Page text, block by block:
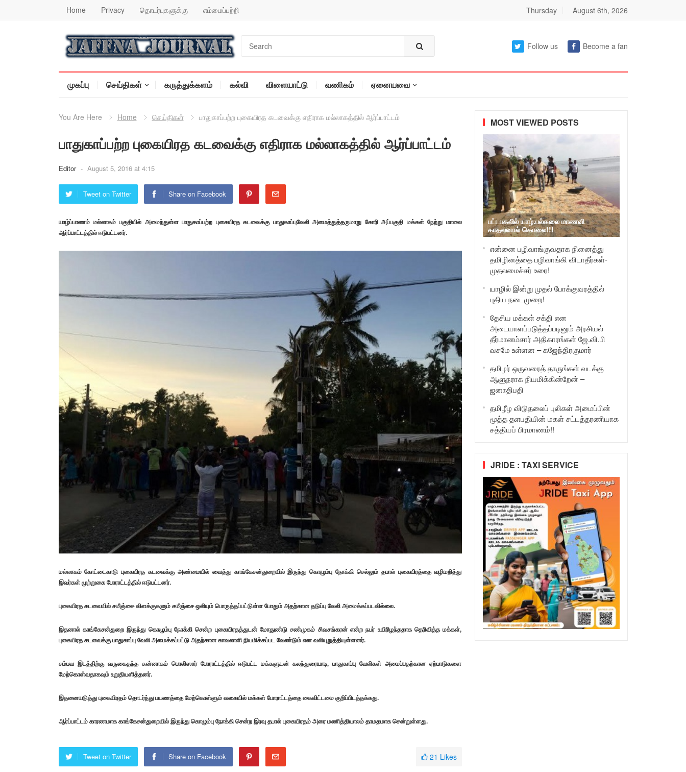
Home Privacy தொடர்புகளுக்கு எம்மைப்பற்றி Thursday August 6th, 2026
Follow us Become a fan
முகப்பு செய்திகள் கருத்துக்களம் கல்வி விளையாட்டு வணிகம் ஏனையவை
You Are Here Home செய்திகள் பாதுகாப்பற்ற புகையிரத கடவைக்கு எதிராக மல்லாகத்தில் ஆர்ப்பாட்டம்
பாதுகாப்பற்ற புகையிரத கடவைக்கு எதிராக மல்லாகத்தில் ஆர்ப்பாட்டம்
Editor - August 5, 2016 at 4:15
Tweet on Twitter Share on Facebook
யாழ்ப்பாணம் மல்லாகம் பகுதியில் அமைந்துள்ள பாதுகாப்பற்ற புகையிரத கடவைக்கு பாதுகாப்புவேலி அமைத்துத்தருமாறு கோரி அப்பகுதி மக்கள் நேற்று மாலை
ஆர்ப்பாட்டத்தில் ஈடுபட்டனர்.
மல்லாகம் கோட்டைகாடு புகையிரத கடவைக்கு அண்மையில் வைத்து காங்கேசன்துறையில் இருந்து கொழும்பு நோக்கி செல்லும் தபால் புகையிரத்தை வழிமறித்து
இவர்கள் முற்றுகை போராட்டத்தில் ஈடுபட்டனர்.
புகையிரத கடவையில் சமீஞ்சை விளக்குகளும் சமீஞ்சை ஒலியும் பொருத்தப்பட்டுள்ள போதும் அதற்கான தடுப்பு வேலி அமைக்கப்படவில்லை.
இதனால் காங்கேசன்துறை இருந்து கொழும்பு நோக்கி சென்ற புகையிரதத்துடன் மோதுண்டு சண்முகம் சிவசங்கரன் என்ற நபர் உயிரிழந்ததாக தெரிவித்த மக்கள்,
புகையிரத கடவைக்கு பாதுகாப்பு வேலி அமைக்கப்பட்டு அதற்கான காவலாளி நியமிக்கப்பட வேண்டும் என வலியுறுத்தியுள்ளனர்.
சம்பவ இடத்திற்கு வருகைதந்த சுன்னாகம் பொலிஸார் போராட்டத்தில் ஈடுபட்ட மக்களுடன் கலந்துரையாடி, பாதுகாப்பு வேலிகள் அமைப்பதற்கான ஏற்பாடுகளை
மேற்கொள்வதாகவும் உறுதியளித்தனர்.
இதனையடுத்து புகையிரதம் தொடர்ந்து பயணத்தை மேற்கொள்ளும் வகையில் மக்கள் போராட்டத்தை கைவிட்டமை குறிப்பிடத்தக்கது.
ஆர்ப்பாட்டம் காரணமாக காங்கேசன்துறையில் இருந்து கொழும்பு நோக்கி சென்ற இரவு தபால் புகையிரதம் அரை மணித்தியாலம் தாமதமாக சென்றுள்ளது.
Tweet on Twitter Share on Facebook 21 Likes
MOST VIEWED POSTS
பட்டபகலில் யாழ்.பல்கலை மாணவி
காதலனால் கொலை!!!
என்னை பழிவாங்குவதாக நினைத்து
தமிழினத்தை பழிவாங்கி விடாதீர்கள்-
முதலமைச்சர் உரை!
யாழில் இன்று முதல் போக்குவரத்தில்
புதிய நடைமுறை!
தேசிய மக்கள் சக்தி என
அடையாளப்படுத்தப்படினும் அரசியல்
தீர்மானம்சார் அதிகாரங்கள் ஜே.வி.பி
வசமே உள்ளன – கஜேந்திரகுமார்
தமிழர் ஒருவரைத் தாருங்கள் வடக்கு
ஆளுநராக நியமிக்கின்றேன் –
ஜனாதிபதி
தமிழீழ விடுதலைப் புலிகள் அமைப்பின்
மூத்த தளபதியின் மகள் சட்டத்தரணியாக
சத்தியப் பிரமாணம்!!
JRIDE : TAXI SERVICE